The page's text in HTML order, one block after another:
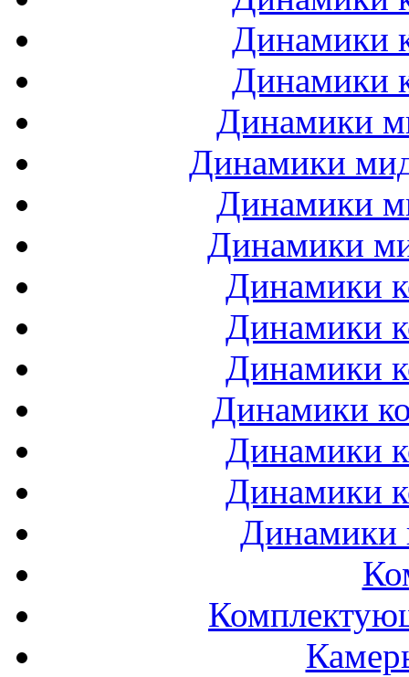
Динамики
Динамики
Динамики
Динамики
Динамики
Динамики
Динамики
Динамики
Динамики
Динамики
Динамики
Динамики
Динамики